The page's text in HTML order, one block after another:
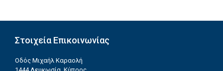
Στοιχεία Επικοινωνίας
Οδός Μιχαήλ Καραολή